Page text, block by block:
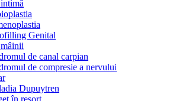
Genital
de canal carpian
de compresie a nervului
Dupuytren